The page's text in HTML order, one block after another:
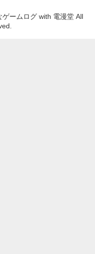
ームログ with 電漫堂 All